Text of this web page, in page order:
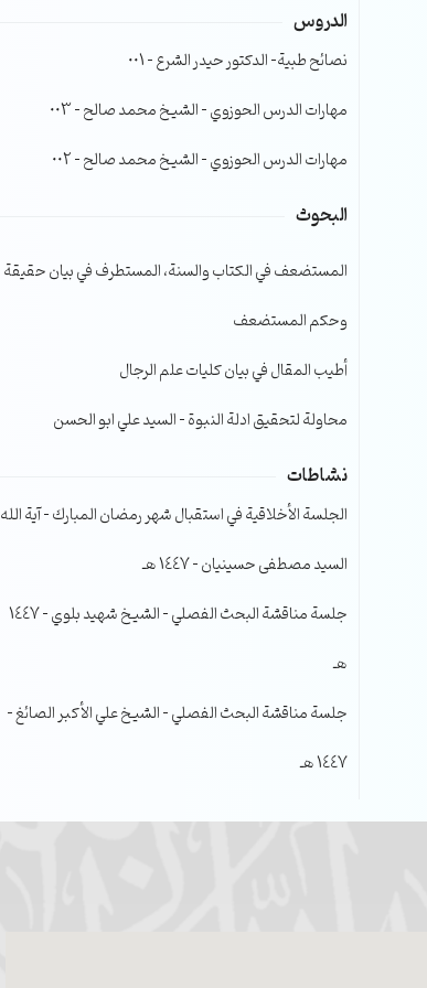
الصوت.الدروس
نصائح طبية- الدكتور حيدر الشرع – 001
مهارات الدرس الحوزوي – الشيخ محمد صالح – 003
مهارات الدرس الحوزوي – الشيخ محمد صالح – 002
البحوث
المستضعف في الكتاب والسنة، المستطرف في بيان حقيقة
وحكم المستضعف
أطيب المقال في بيان كليات علم الرجال
محاولة لتحقيق ادلة النبوة – السيد علي ابو الحسن
نشاطات
الجلسة الأخلاقية في استقبال شهر رمضان المبارك – آية الله
السيد مصطفى حسينيان – 1447 هـ
جلسة مناقشة البحث الفصلي – الشيخ شهيد بلوي – 1447
هـ
جلسة مناقشة البحث الفصلي – الشيخ علي الأكبر الصائغ –
1447 هـ